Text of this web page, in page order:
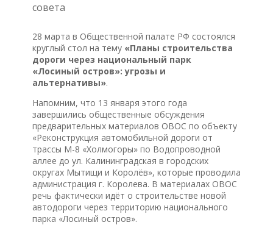
совета
28 марта в Общественной палате РФ состоялся
круглый стол на тему «Планы строительства
дороги через национальный парк
«Лосиный остров»: угрозы и
альтернативы».
Напомним, что 13 января этого года
завершились общественные обсуждения
предварительных материалов ОВОС по объекту
«Реконструкция автомобильной дороги от
трассы М-8 «Холмогоры» по Водопроводной
аллее до ул. Калининградская в городских
округах Мытищи и Королёв», которые проводила
администрация г. Королева. В материалах ОВОС
речь фактически идёт о строительстве новой
автодороги через территорию национального
парка «Лосиный остров».